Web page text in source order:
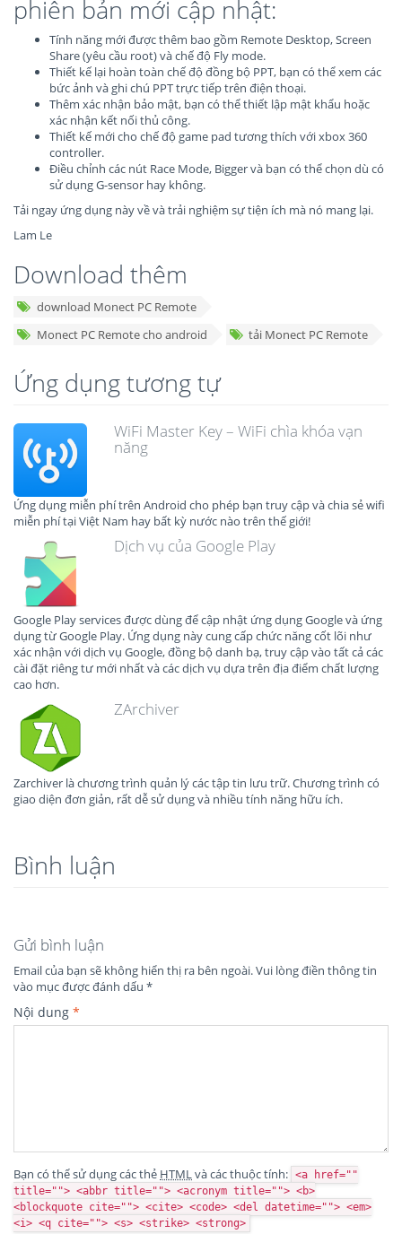
phiên bản mới cập nhật:
Tính năng mới được thêm bao gồm Remote Desktop, Screen
Share (yêu cầu root) và chế độ Fly mode.
Thiết kế lại hoàn toàn chế độ đồng bộ PPT, bạn có thể xem các
bức ảnh và ghi chú PPT trực tiếp trên điện thoại.
Thêm xác nhận bảo mật, bạn có thể thiết lập mật khẩu hoặc
xác nhận kết nối thủ công.
Thiết kế mới cho chế độ game pad tương thích với xbox 360
controller.
Điều chỉnh các nút Race Mode, Bigger và bạn có thể chọn dù có
sử dụng G-sensor hay không.
Tải ngay ứng dụng này về và trải nghiệm sự tiện ích mà nó mang lại.
Lam Le
Download thêm
download Monect PC Remote
Monect PC Remote cho android
tải Monect PC Remote
Ứng dụng tương tự
WiFi Master Key – WiFi chìa khóa vạn
năng
Ứng dụng miễn phí trên Android cho phép bạn truy cập và chia sẻ wifi
miễn phí tại Việt Nam hay bất kỳ nước nào trên thế giới!
Dịch vụ của Google Play
Google Play services được dùng để cập nhật ứng dụng Google và ứng
dụng từ Google Play. Ứng dụng này cung cấp chức năng cốt lõi như
xác nhận với dịch vụ Google, đồng bộ danh bạ, truy cập vào tất cả các
cài đặt riêng tư mới nhất và các dịch vụ dựa trên địa điểm chất lượng
cao hơn.
ZArchiver
Zarchiver là chương trình quản lý các tập tin lưu trữ. Chương trình có
giao diện đơn giản, rất dễ sử dụng và nhiều tính năng hữu ích.
Bình luận
Gửi bình luận
Email của bạn sẽ không hiển thị ra bên ngoài.Vui lòng điền thông tin
vào mục được đánh dấu *
Nội dung *
Bạn có thể sử dụng các thẻ HTMLvà các thuộc tính: <a href=""
title=""> <abbr title=""> <acronym title=""> <b>
<blockquote cite=""> <cite> <code> <del datetime=""> <em>
<i> <q cite=""> <s> <strike> <strong>